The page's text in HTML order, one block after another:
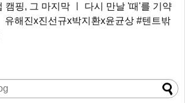
캠핑, 그 마지막 ㅣ 다시 만날 '때'를 기약
유해진x진선규x박지환x윤균상 #텐트밖